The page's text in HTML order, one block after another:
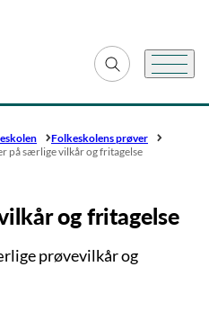
Fold søgefelt ud
Menu
Folkeskolens prøver
på særlige vilkår og fritagelse
og fritagelse
prøvevilkår og